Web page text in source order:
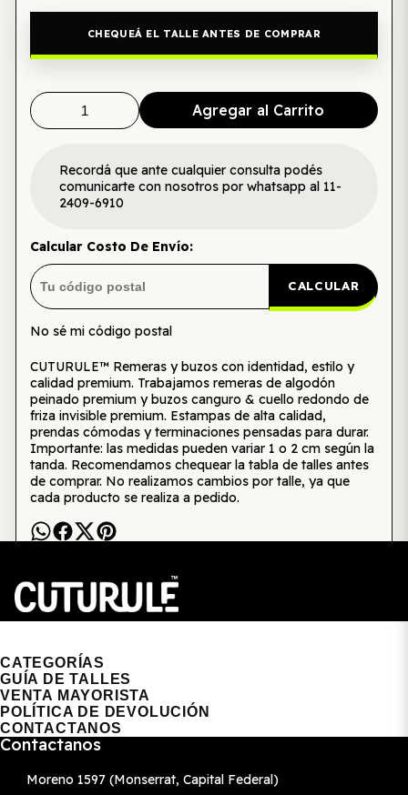
CHEQUEÁ EL TALLE ANTES DE COMPRAR
Agregar al Carrito
Recordá que ante cualquier consulta podés
comunicarte con nosotros por whatsapp al 11-
2409-6910
Calcular Costo De Envío:
CALCULAR
No sé mi código postal
CUTURULE™ Remeras y buzos con identidad, estilo y
calidad premium. Trabajamos remeras de algodón
peinado premium y buzos canguro & cuello redondo de
friza invisible premium. Estampas de alta calidad,
prendas cómodas y terminaciones pensadas para durar.
Importante: las medidas pueden variar 1 o 2 cm según la
tanda. Recomendamos chequear la tabla de talles antes
de comprar. No realizamos cambios por talle, ya que
cada producto se realiza a pedido.
CATEGORÍAS
GUÍA DE TALLES
VENTA MAYORISTA
POLÍTICA DE DEVOLUCIÓN
CONTACTANOS
Contactanos
Moreno 1597 (Monserrat, Capital Federal)